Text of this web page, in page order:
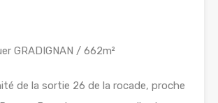
GRADIGNAN / 662m²
de la sortie 26 de la rocade, proche